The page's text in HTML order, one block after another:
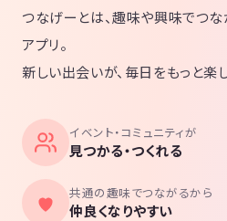
つなげーとは、趣味や興味でつな
アプリ。
新しい出会いが、毎日をもっと楽し
イベント・コミュニティが
見つかる・つくれる
共通の趣味でつながるから
仲良くなりやすい